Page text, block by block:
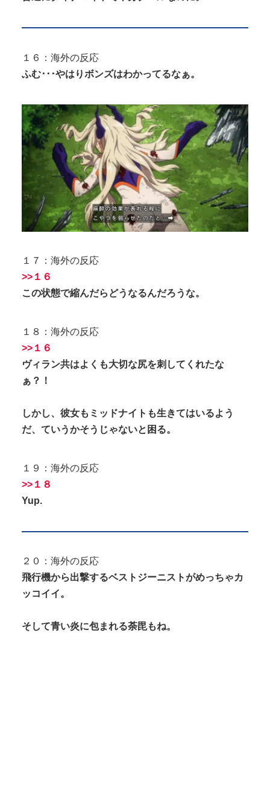
１６：海外の反応
ふむ･･･やはりボンズはわかってるなぁ。
１７：海外の反応
>>１６
この状態で縮んだらどうなるんだろうな。
１８：海外の反応
>>１６
ヴィラン共はよくも大切な尻を刺してくれたな
ぁ？！
しかし、彼女もミッドナイトも生きてはいるよう
だ、ていうかそうじゃないと困る。
１９：海外の反応
>>１８
Yup.
２０：海外の反応
飛行機から出撃するベストジーニストがめっちゃカ
ッコイイ。
そして青い炎に包まれる荼毘もね。